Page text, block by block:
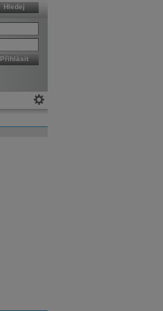
Hledej
Přihlásit